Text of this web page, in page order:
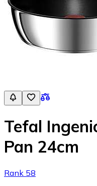
Tefal
Pan 24cm
Rank 58